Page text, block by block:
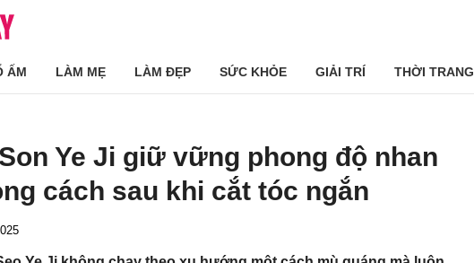
ẤM LÀM MẸ LÀM ĐẸP SỨC KHỎE GIẢI TRÍ THỜI TRANG
Ye Ji giữ vững phong độ nhan
cách sau khi cắt tóc ngắn